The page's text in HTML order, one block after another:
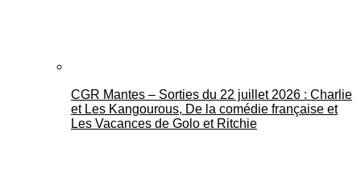
CGR Mantes – Sorties du 22 juillet 2026 : Charlie
et Les Kangourous, De la comédie française et
Les Vacances de Golo et Ritchie